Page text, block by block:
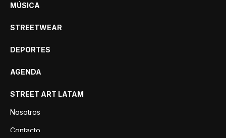
MÚSICA
STREETWEAR
DEPORTES
AGENDA
STREET ART LATAM
Nosotros
Contacto